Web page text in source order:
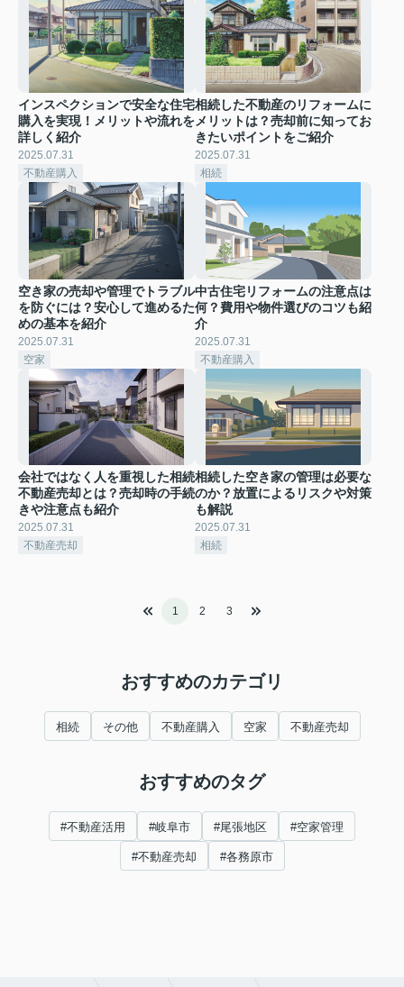
インスペクションで安全な住宅
購入を実現！メリットや流れを
詳しく紹介
2025.07.31
不動産購入
相続した不動産のリフォームに
メリットは？売却前に知ってお
きたいポイントをご紹介
2025.07.31
相続
空き家の売却や管理でトラブル
を防ぐには？安心して進めるた
めの基本を紹介
2025.07.31
空家
中古住宅リフォームの注意点は
何？費用や物件選びのコツも紹
介
2025.07.31
不動産購入
会社ではなく人を重視した相続
不動産売却とは？売却時の手続
きや注意点も紹介
2025.07.31
不動産売却
相続した空き家の管理は必要な
のか？放置によるリスクや対策
も解説
2025.07.31
相続
1 2 3
おすすめのカテゴリ
相続 その他 不動産購入 空家 不動産売却
おすすめのタグ
#不動産活用 #岐阜市 #尾張地区 #空家管理
#不動産売却 #各務原市